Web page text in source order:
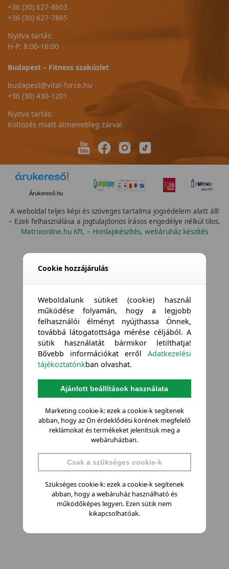
+36 (30) 627-8603
+36 (30) 627-7865
Nyitva tartás:
H-P: 8:00-16:00
Budapest – Fitness szaküzlet
budapest@vital-force.hu
+36 (30) 430-1201
Nyitva tartás:
Költözés miatt átmenetileg zárva!
Árukereső.hu
A weboldal teljes képi és szöveges tartalma jogvédelem alatt áll!
– Ezek felhasználása a jogtulajdonos írásos engedélye nélkül tilos.
Matrixonline.hu Kft. – Honlapkészítés, webáruház készítés
Cookie hozzájárulás
Weboldalunk sütiket (cookie) használ
működése folyamán, hogy a legjobb
felhasználói élményt nyújthassa Önnek,
továbbá látogatottsága mérése céljából. A
sütik használatát bármikor letilthatja!
Bővebb információkat errőlAdatkezelési
tájékoztatónkban olvashat.
Ajánlott beállítások használata
Marketing cookie-k: ezek a cookie-k segítenek
abban, hogy az Ön érdeklődési körének megfelelő
reklámokat és termékeket jelenítsük meg a
webáruházban.
Csak a szükséges cookie-k
Szükséges cookie-k: ezek a cookie-k segítenek
abban, hogy a webáruház használható és
működőképes legyen. Ezen sütik nem
kikapcsolhatóak.